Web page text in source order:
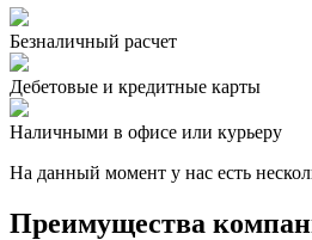
Безналичный расчет
Дебетовые и кредитные карты
Наличными в офисе или курьеру
На данный момент у нас есть
Преимущества